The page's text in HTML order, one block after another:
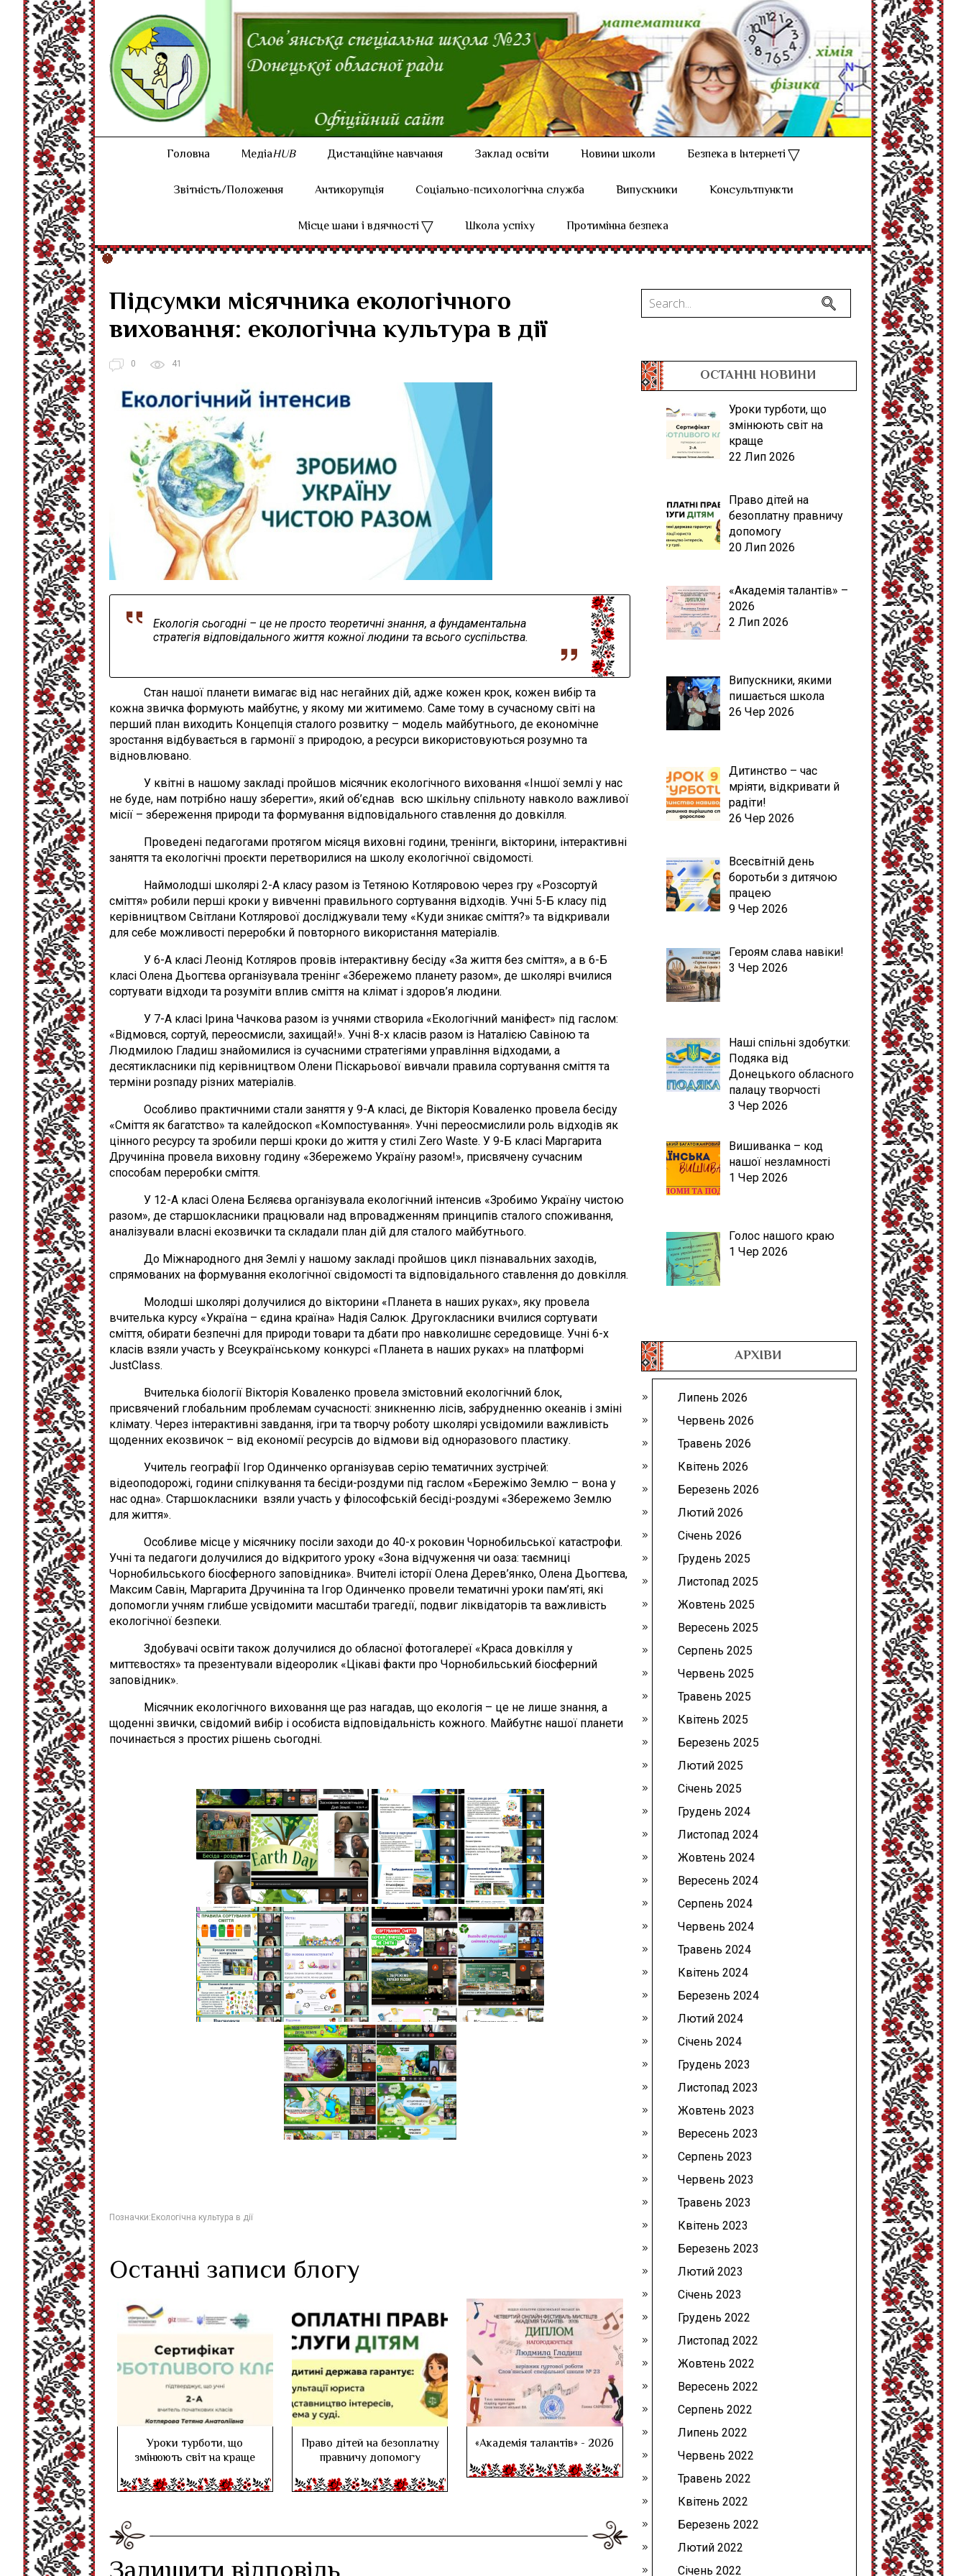
Головна МедіаHUB Дистанційне навчання Заклад освіти Новини школи
Безпека в Інтернеті
Звітність/Положення
Антикорупція Соціально-психологічна служба Випускники
Консультпункти
Місце шани і вдячності
Школа успіху Протимінна безпека
Підсумки місячника екологічного
виховання: екологічна культура в дії
0 41
Екологія сьогодні – це не просто теоретичні знання, а фундаментальна
стратегія відповідального життя кожної людини та всього суспільства.
Стан нашої планети вимагає від нас негайних дій, адже кожен крок, кожен вибір та
кожна звичка формують майбутнє, у якому ми житимемо. Саме тому в сучасному світі на
перший план виходить Концепція сталого розвитку – модель майбутнього, де економічне
зростання відбувається в гармонії з природою, а ресурси використовуються розумно та
відновлювано.
У квітні в нашому закладі пройшов місячник екологічного виховання «Іншої землі у нас
не буде, нам потрібно нашу зберегти», який об’єднав всю шкільну спільноту навколо важливої
місії – збереження природи та формування відповідального ставлення до довкілля.
Проведені педагогами протягом місяця виховні години, тренінги, вікторини, інтерактивні
заняття та екологічні проєкти перетворилися на школу екологічної свідомості.
Наймолодші школярі 2-А класу разом із Тетяною Котляровою через гру «Розсортуй
сміття» робили перші кроки у вивченні правильного сортування відходів. Учні 5-Б класу під
керівництвом Світлани Котлярової досліджували тему «Куди зникає сміття?» та відкривали
для себе можливості переробки й повторного використання матеріалів.
У 6-А класі Леонід Котляров провів інтерактивну бесіду «За життя без сміття», а в 6-Б
класі Олена Дьогтєва організувала тренінг «Збережемо планету разом», де школярі вчилися
сортувати відходи та розуміти вплив сміття на клімат і здоров’я людини.
У 7-А класі Ірина Чачкова разом із учнями створила «Екологічний маніфест» під гаслом:
«Відмовся, сортуй, переосмисли, захищай!». Учні 8-х класів разом із Наталією Савіною та
Людмилою Гладиш знайомилися із сучасними стратегіями управління відходами, а
десятикласники під керівництвом Олени Піскарьової вивчали правила сортування сміття та
терміни розпаду різних матеріалів.
Особливо практичними стали заняття у 9-А класі, де Вікторія Коваленко провела бесіду
«Сміття як багатство» та калейдоскоп «Компостування». Учні переосмислили роль відходів як
цінного ресурсу та зробили перші кроки до життя у стилі Zero Waste. У 9-Б класі Маргарита
Дручиніна провела виховну годину «Збережемо Україну разом!», присвячену сучасним
способам переробки сміття.
У 12-А класі Олена Бєляєва організувала екологічний інтенсив «Зробимо Україну чистою
разом», де старшокласники працювали над впровадженням принципів сталого споживання,
аналізували власні екозвички та складали план дій для сталого майбутнього.
До Міжнародного дня Землі у нашому закладі пройшов цикл пізнавальних заходів,
спрямованих на формування екологічної свідомості та відповідального ставлення до довкілля.
Молодші школярі долучилися до вікторини «Планета в наших руках», яку провела
вчителька курсу «Україна – єдина країна» Надія Салюк. Другокласники вчилися сортувати
сміття, обирати безпечні для природи товари та дбати про навколишнє середовище. Учні 6-х
класів взяли участь у Всеукраїнському конкурсі «Планета в наших руках» на платформі
JustClass.
Вчителька біології Вікторія Коваленко провела змістовний екологічний блок,
присвячений глобальним проблемам сучасності: зникненню лісів, забрудненню океанів і зміні
клімату. Через інтерактивні завдання, ігри та творчу роботу школярі усвідомили важливість
щоденних екозвичок – від економії ресурсів до відмови від одноразового пластику.
Учитель географії Ігор Одинченко організував серію тематичних зустрічей:
відеоподорожі, години спілкування та бесіди-роздуми під гаслом «Бережімо Землю – вона у
нас одна». Старшокласники взяли участь у філософській бесіді-роздумі «Збережемо Землю
для життя».
Особливе місце у місячнику посіли заходи до 40-х роковин Чорнобильської катастрофи.
Учні та педагоги долучилися до відкритого уроку «Зона відчуження чи оаза: таємниці
Чорнобильського біосферного заповідника». Вчителі історії Олена Дерев’янко, Олена Дьогтєва,
Максим Савін, Маргарита Дручиніна та Ігор Одинченко провели тематичні уроки пам’яті, які
допомогли учням глибше усвідомити масштаби трагедії, подвиг ліквідаторів та важливість
екологічної безпеки.
Здобувачі освіти також долучилися до обласної фотогалереї «Краса довкілля у
миттєвостях» та презентували відеоролик «Цікаві факти про Чорнобильський біосферний
заповідник».
Місячник екологічного виховання ще раз нагадав, що екологія – це не лише знання, а
щоденні звички, свідомий вибір і особиста відповідальність кожного. Майбутнє нашої планети
починається з простих рішень сьогодні.
Позначки: Екологічна культура в дії
Останні записи блогу
Уроки турботи, що
змінюють світ на краще
Право дітей на безоплатну
правничу допомогу
«Академія талантів» - 2026
ОСТАННІ НОВИНИ
Уроки турботи, що
змінюють світ на
краще
22 Лип 2026
Право дітей на
безоплатну правничу
допомогу
20 Лип 2026
«Академія талантів» –
2026
2 Лип 2026
Випускники, якими
пишається школа
26 Чер 2026
Дитинство – час
мріяти, відкривати й
радіти!
26 Чер 2026
Всесвітній день
боротьби з дитячою
працею
9 Чер 2026
Героям слава навіки!
3 Чер 2026
Наші спільні здобутки:
Подяка від
Донецького обласного
палацу творчості
3 Чер 2026
Вишиванка – код
нашої незламності
1 Чер 2026
Голос нашого краю
1 Чер 2026
АРХІВИ
Липень 2026
Червень 2026
Травень 2026
Квітень 2026
Березень 2026
Лютий 2026
Січень 2026
Грудень 2025
Листопад 2025
Жовтень 2025
Вересень 2025
Серпень 2025
Червень 2025
Травень 2025
Квітень 2025
Березень 2025
Лютий 2025
Січень 2025
Грудень 2024
Листопад 2024
Жовтень 2024
Вересень 2024
Серпень 2024
Червень 2024
Травень 2024
Квітень 2024
Березень 2024
Лютий 2024
Січень 2024
Грудень 2023
Листопад 2023
Жовтень 2023
Вересень 2023
Серпень 2023
Червень 2023
Травень 2023
Квітень 2023
Березень 2023
Лютий 2023
Січень 2023
Грудень 2022
Листопад 2022
Жовтень 2022
Вересень 2022
Серпень 2022
Липень 2022
Червень 2022
Травень 2022
Квітень 2022
Березень 2022
Лютий 2022
Січень 2022